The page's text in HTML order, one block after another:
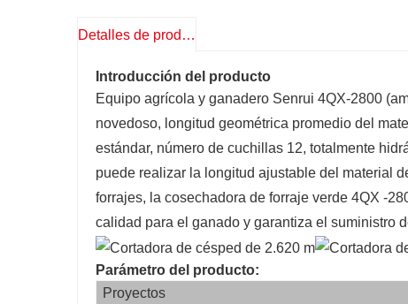
Detalles de producto
Introducción del producto
Equipo agrícola y ganadero Senrui 4QX-2800
novedoso, longitud geométrica promedio del
estándar, número de cuchillas 12, totalmente
puede realizar la longitud ajustable del material
forrajes, la cosechadora de forraje verde 4QX -
calidad para el ganado y garantiza el suministro
Parámetro del producto:
Proyectos